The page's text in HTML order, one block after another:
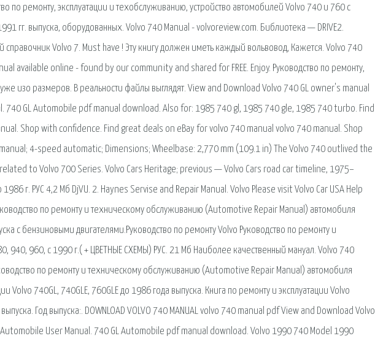
по ремонту, эксплуатации и техобслуживанию, устройство автомобилей Volvo 740 и 760 с
гг. выпуска, оборудованных. Volvo 740 Manual - volvoreview.com. Библиотека — DRIVE2.
Volvo 7. Must have ! Эту книгу должен иметь каждый вольвовод, Кажется. Volvo 740
available online - found by our community and shared for FREE. Enjoy. Руководство по ремонту,
изо размеров. В реальности файлы выглядят. View and Download Volvo 740 GL owner's manual
740 GL Automobile pdf manual download. Also for: 1985 740 gl, 1985 740 gle, 1985 740 turbo. Find
Shop with confidence. Find great deals on eBay for volvo 740 manual volvo 740 manual. Shop
4-speed automatic; Dimensions; Wheelbase: 2,770 mm (109.1 in) The Volvo 740 outlived the
to Volvo 700 Series. Volvo Cars Heritage; previous — Volvo Cars road car timeline, 1975–
г. РУС 4,2 Мб DjVU. 2. Haynes Servise and Repair Manual. Volvo Please visit Volvo Car USA Help
по ремонту и техническому обслуживанию (Automotive Repair Manual) автомобиля
с бензиновыми двигателями.Руководство по ремонту Volvo Руководство по ремонту и
940, 960, c 1990 г.( + ЦВЕТНЫЕ СХЕМЫ) РУС. 21 Мб Наиболее качественный мануал. Volvo 740
по ремонту и техническому обслуживанию (Automotive Repair Manual) автомобиля
Volvo 740GL, 740GLE, 760GLE до 1986 года выпуска. Книга по ремонту и эксплуатации Volvo
Год выпуска:. DOWNLOAD VOLVO 740 MANUAL volvo 740 manual pdf View and Download Volvo
User Manual. 740 GL Automobile pdf manual download. Volvo 1990 740 Model 1990